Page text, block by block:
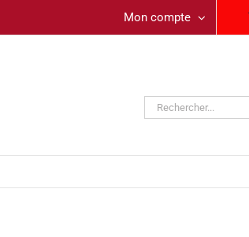
Mon compte
Rechercher: